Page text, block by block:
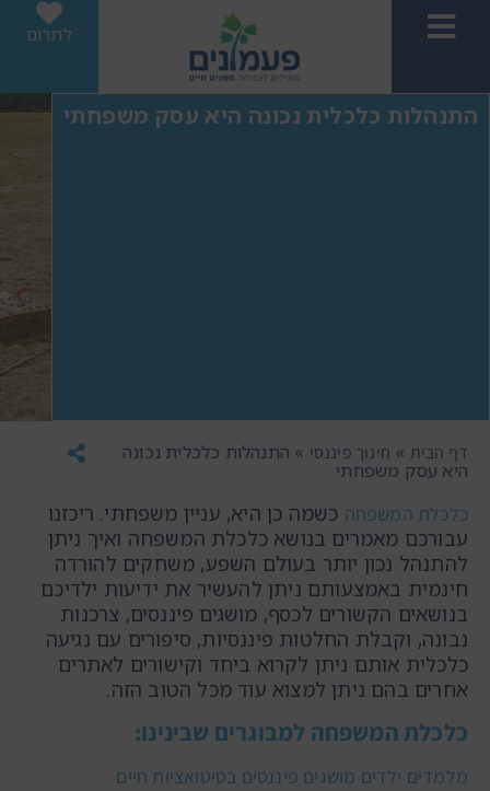
לתרום
התנהלות כלכלית נכונה היא עסק משפחתי
דף הבית » חינוך פיננסי » התנהלות כלכלית נכונה
היא עסק משפחתי
כלכלת המשפחה כשמה כן היא, עניין משפחתי. ריכזנו
עבורכם מאמרים בנושא כלכלת המשפחה ואיך ניתן
להתנהל נכון יותר בעולם השפע, משחקים להורדה
חינמית באמצעותם ניתן להעשיר את ידיעות ילדיכם
בנושאים הקשורים לכסף, מושגים פיננסים, צרכנות
נבונה, וקבלת החלטות פיננסיות, סיפורים עם נגיעה
כלכלית אותם ניתן לקרוא ביחד וקישורים לאתרים
אחרים בהם ניתן למצוא עוד מכל הטוב הזה.
כלכלת המשפחה למבוגרים שבינינו:
מלמדים ילדים מושגים פיננסים בסיטואציות חיים